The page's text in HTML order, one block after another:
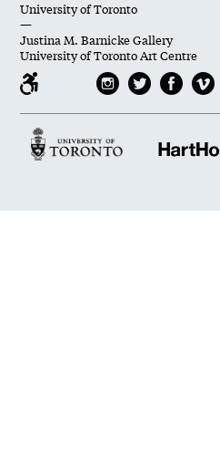
University of Toronto
—
Justina M. Barnicke Gallery
University of Toronto Art Centre